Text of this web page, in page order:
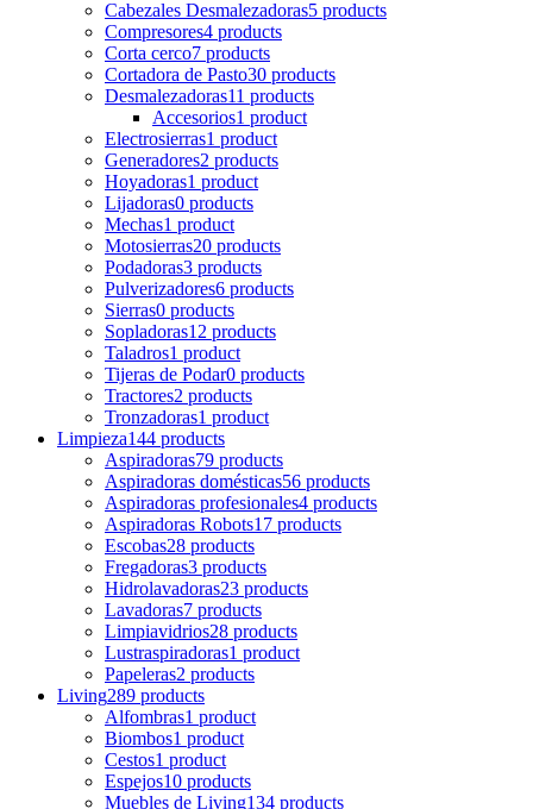
Cabezales Desmalezadoras5 products
Compresores4 products
Corta cerco7 products
Cortadora de Pasto30 products
Desmalezadoras11 products
Accesorios1 product
Electrosierras1 product
Generadores2 products
Hoyadoras1 product
Lijadoras0 products
Mechas1 product
Motosierras20 products
Podadoras3 products
Pulverizadores6 products
Sierras0 products
Sopladoras12 products
Taladros1 product
Tijeras de Podar0 products
Tractores2 products
Tronzadoras1 product
Limpieza144 products
Aspiradoras79 products
Aspiradoras domésticas56 products
Aspiradoras profesionales4 products
Aspiradoras Robots17 products
Escobas28 products
Fregadoras3 products
Hidrolavadoras23 products
Lavadoras7 products
Limpiavidrios28 products
Lustraspiradoras1 product
Papeleras2 products
Living289 products
Alfombras1 product
Biombos1 product
Cestos1 product
Espejos10 products
Muebles de Living134 products